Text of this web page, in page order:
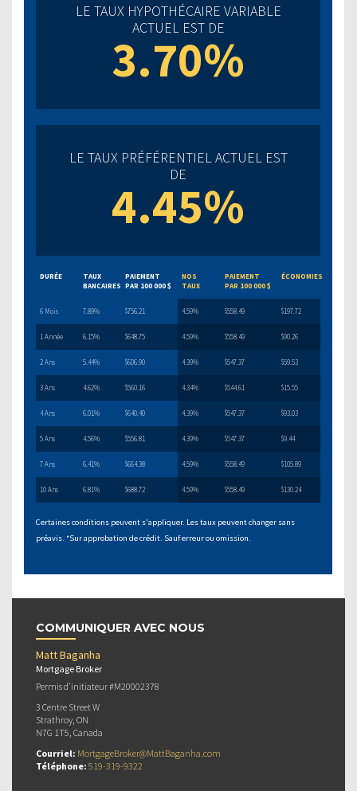
LE TAUX HYPOTHÉCAIRE VARIABLE
ACTUEL EST DE
3.70%
LE TAUX PRÉFÉRENTIEL ACTUEL EST
DE
4.45%
DURÉE
TAUX
BANCAIRES
PAIEMENT
PAR 100 000 $
NOS
TAUX
PAIEMENT
PAR 100 000 $
ÉCONOMIES
6 Mois 7.89% $756.21 4.59% $558.49 $197.72
1 Année 6.15% $648.75 4.59% $558.49 $90.26
2 Ans 5.44% $606.90 4.39% $547.37 $59.53
3 Ans 4.62% $560.16 4.34% $544.61 $15.55
4 Ans 6.01% $640.40 4.39% $547.37 $93.03
5 Ans 4.56% $556.81 4.39% $547.37 $9.44
7 Ans 6.41% $664.38 4.59% $558.49 $105.89
10 Ans 6.81% $688.72 4.59% $558.49 $130.24
Certaines conditions peuvent s'appliquer. Les taux peuvent changer sans
préavis. *Sur approbation de crédit. Sauf erreur ou omission.
COMMUNIQUER AVEC NOUS
Matt Baganha
Mortgage Broker
Permis d’initiateur #M20002378
3 Centre Street W
Strathroy, ON
N7G 1T5, Canada
Courriel: MortgageBroker@MattBaganha.com
Téléphone: 519-319-9322